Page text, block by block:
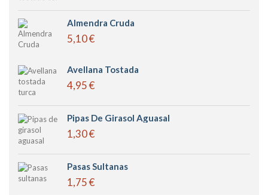
Almendra Cruda
5,10 €
Avellana Tostada
4,95 €
Pipas De Girasol Aguasal
1,30 €
Pasas Sultanas
1,75 €